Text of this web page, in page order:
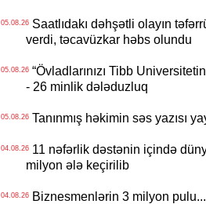
05.08.26Saatlıdakı dəhşətli olayın
verdi, təcavüzkar həbs olundu
05.08.26“Övladlarınızı Tibb
- 26 minlik dələduzluq
05.08.26Tanınmış həkimin səs yazısı
04.08.2611 nəfərlik dəstənin içində
milyon ələ keçirilib
04.08.26Biznesmenlərin 3 milyon